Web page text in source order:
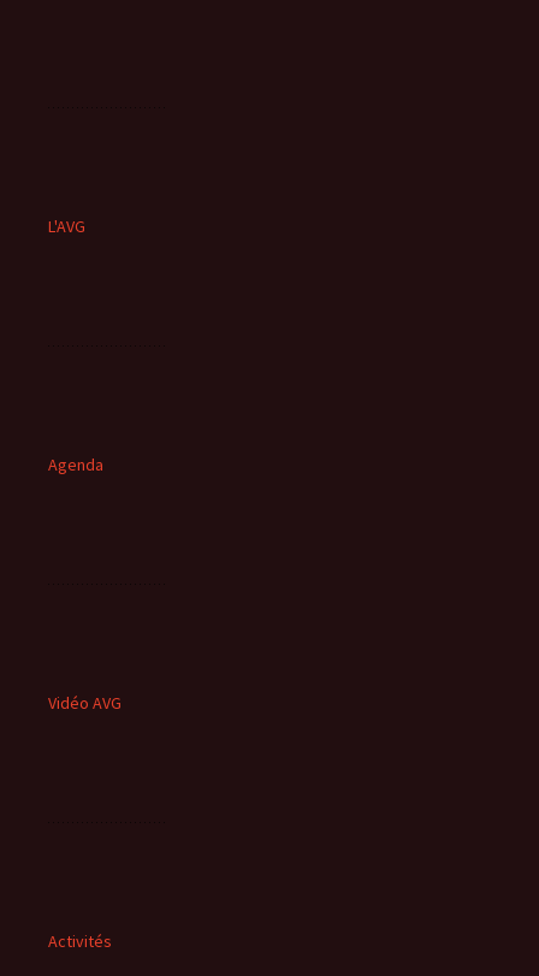
L'AVG
Agenda
Vidéo AVG
Activités